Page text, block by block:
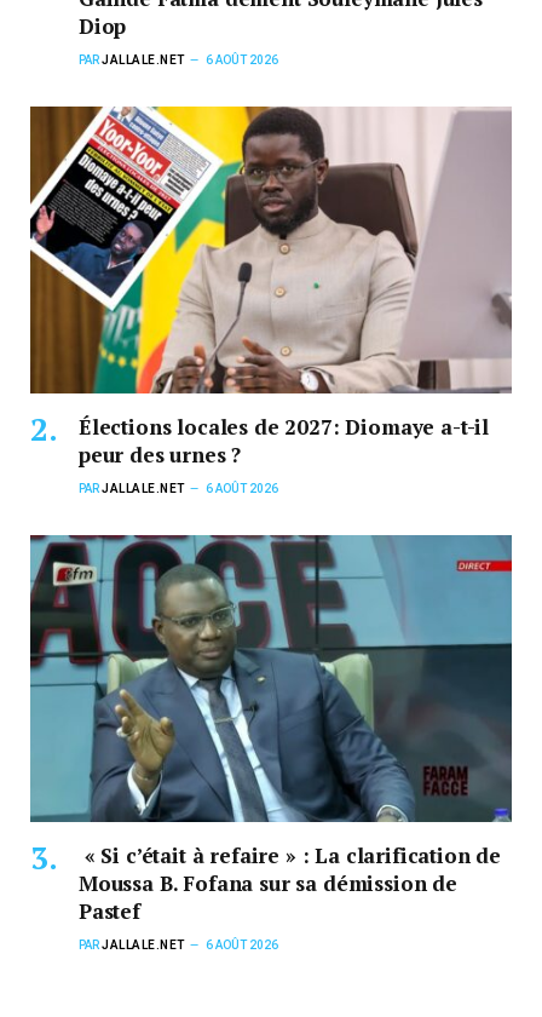
Diop
PARJALLALE.NET 6 AOÛT 2026
Élections locales de 2027: Diomaye a-t-il
peur des urnes ?
PARJALLALE.NET 6 AOÛT 2026
« Si c’était à refaire » : La clarification de
Moussa B. Fofana sur sa démission de
Pastef
PARJALLALE.NET 6 AOÛT 2026